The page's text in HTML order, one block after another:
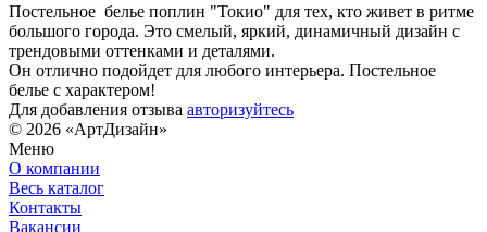
Постельное белье поплин "Токио" для тех, кто живет в ритме
большого города. Это смелый, яркий, динамичный дизайн с
трендовыми оттенками и деталями.
Он отлично подойдет для любого интерьера. Постельное
белье с характером!
Для добавления отзыва авторизуйтесь
© 2026 «АртДизайн»
Меню
О компании
Весь каталог
Контакты
Вакансии